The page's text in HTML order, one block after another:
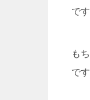
で
も
です